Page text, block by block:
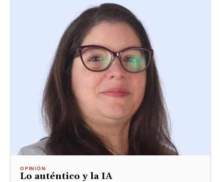
OPINIÓN
Lo auténtico y la IA